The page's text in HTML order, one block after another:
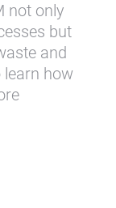
not only
but
and
learn how